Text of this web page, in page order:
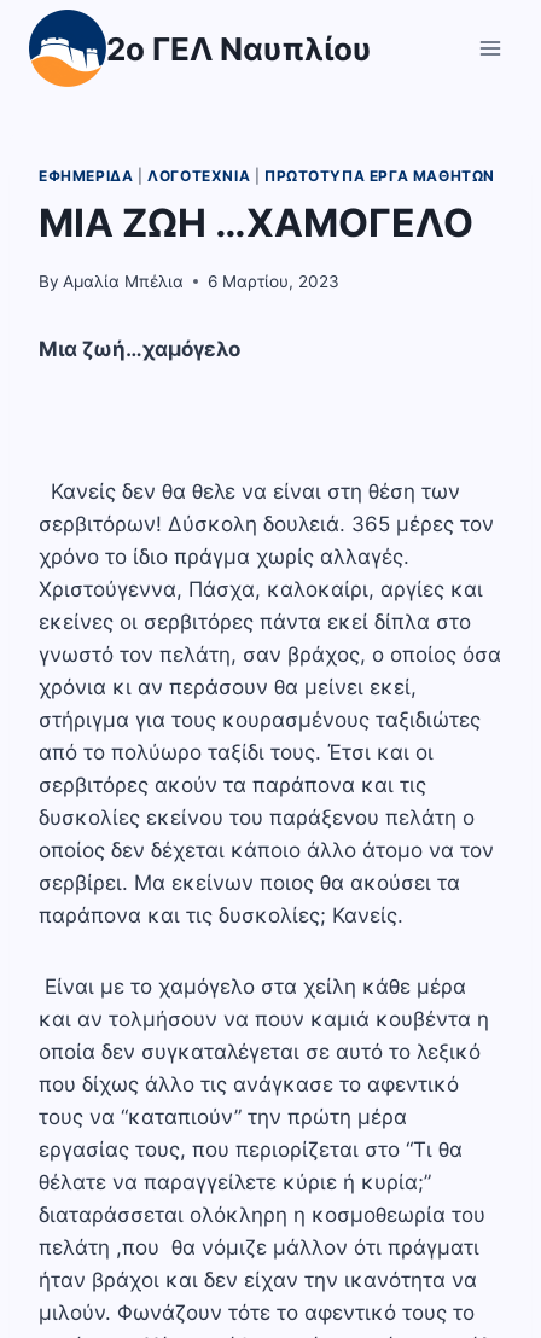
content
2ο ΓΕΛ Ναυπλίου
ΕΦΗΜΕΡΊΔΑ |ΛΟΓΟΤΕΧΝΊΑ ΠΡΩΤΌΤΥΠΑ ΈΡΓΑ ΜΑΘΗΤΏΝ
ΜΙΑ ΖΩΗ …ΧΑΜΟΓΕΛΟ
By Αμαλία Μπέλια 6 Μαρτίου, 2023
Μια ζωή…χαμόγελο
Κανείς δεν θα θελε να είναι στη θέση των
σερβιτόρων! Δύσκολη δουλειά. 365 μέρες τον
χρόνο το ίδιο πράγμα χωρίς αλλαγές.
Χριστούγεννα, Πάσχα, καλοκαίρι, αργίες και
εκείνες οι σερβιτόρες πάντα εκεί δίπλα στο
γνωστό τον πελάτη, σαν βράχος, ο οποίος όσα
χρόνια κι αν περάσουν θα μείνει εκεί,
στήριγμα για τους κουρασμένους ταξιδιώτες
από το πολύωρο ταξίδι τους. Έτσι και οι
σερβιτόρες ακούν τα παράπονα και τις
δυσκολίες εκείνου του παράξενου πελάτη ο
οποίος δεν δέχεται κάποιο άλλο άτομο να τον
σερβίρει. Μα εκείνων ποιος θα ακούσει τα
παράπονα και τις δυσκολίες; Κανείς.
Είναι με το χαμόγελο στα χείλη κάθε μέρα
και αν τολμήσουν να πουν καμιά κουβέντα η
οποία δεν συγκαταλέγεται σε αυτό το λεξικό
που δίχως άλλο τις ανάγκασε το αφεντικό
τους να “καταπιούν” την πρώτη μέρα
εργασίας τους, που περιορίζεται στο “Τι θα
θέλατε να παραγγείλετε κύριε ή κυρία;”
διαταράσσεται ολόκληρη η κοσμοθεωρία του
πελάτη ,που θα νόμιζε μάλλον ότι πράγματι
ήταν βράχοι και δεν είχαν την ικανότητα να
μιλούν. Φωνάζουν τότε το αφεντικό τους το